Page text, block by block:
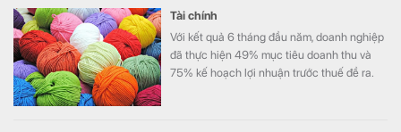
Tài chính
Với kết quả 6 tháng đầu năm, doanh nghiệp
đã thực hiện 49% mục tiêu doanh thu và
75% kế hoạch lợi nhuận trước thuế đề ra.